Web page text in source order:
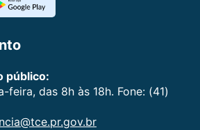
público:
feira, das 8h às 18h. Fone: (41)